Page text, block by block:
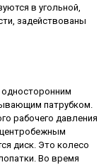
в угольной,
задействованы
патрубком.
рабочего давления
диск. Это колесо
Во время